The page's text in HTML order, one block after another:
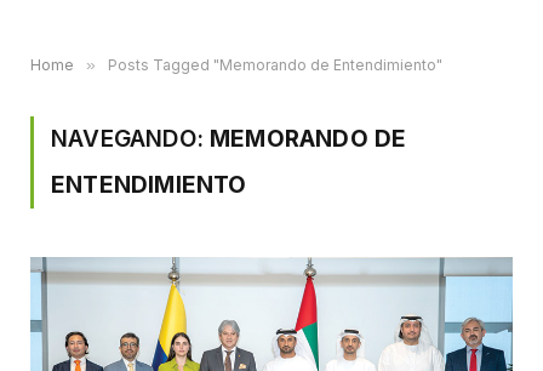
Home » Posts Tagged "Memorando de Entendimiento"
NAVEGANDO: MEMORANDO DE
ENTENDIMIENTO